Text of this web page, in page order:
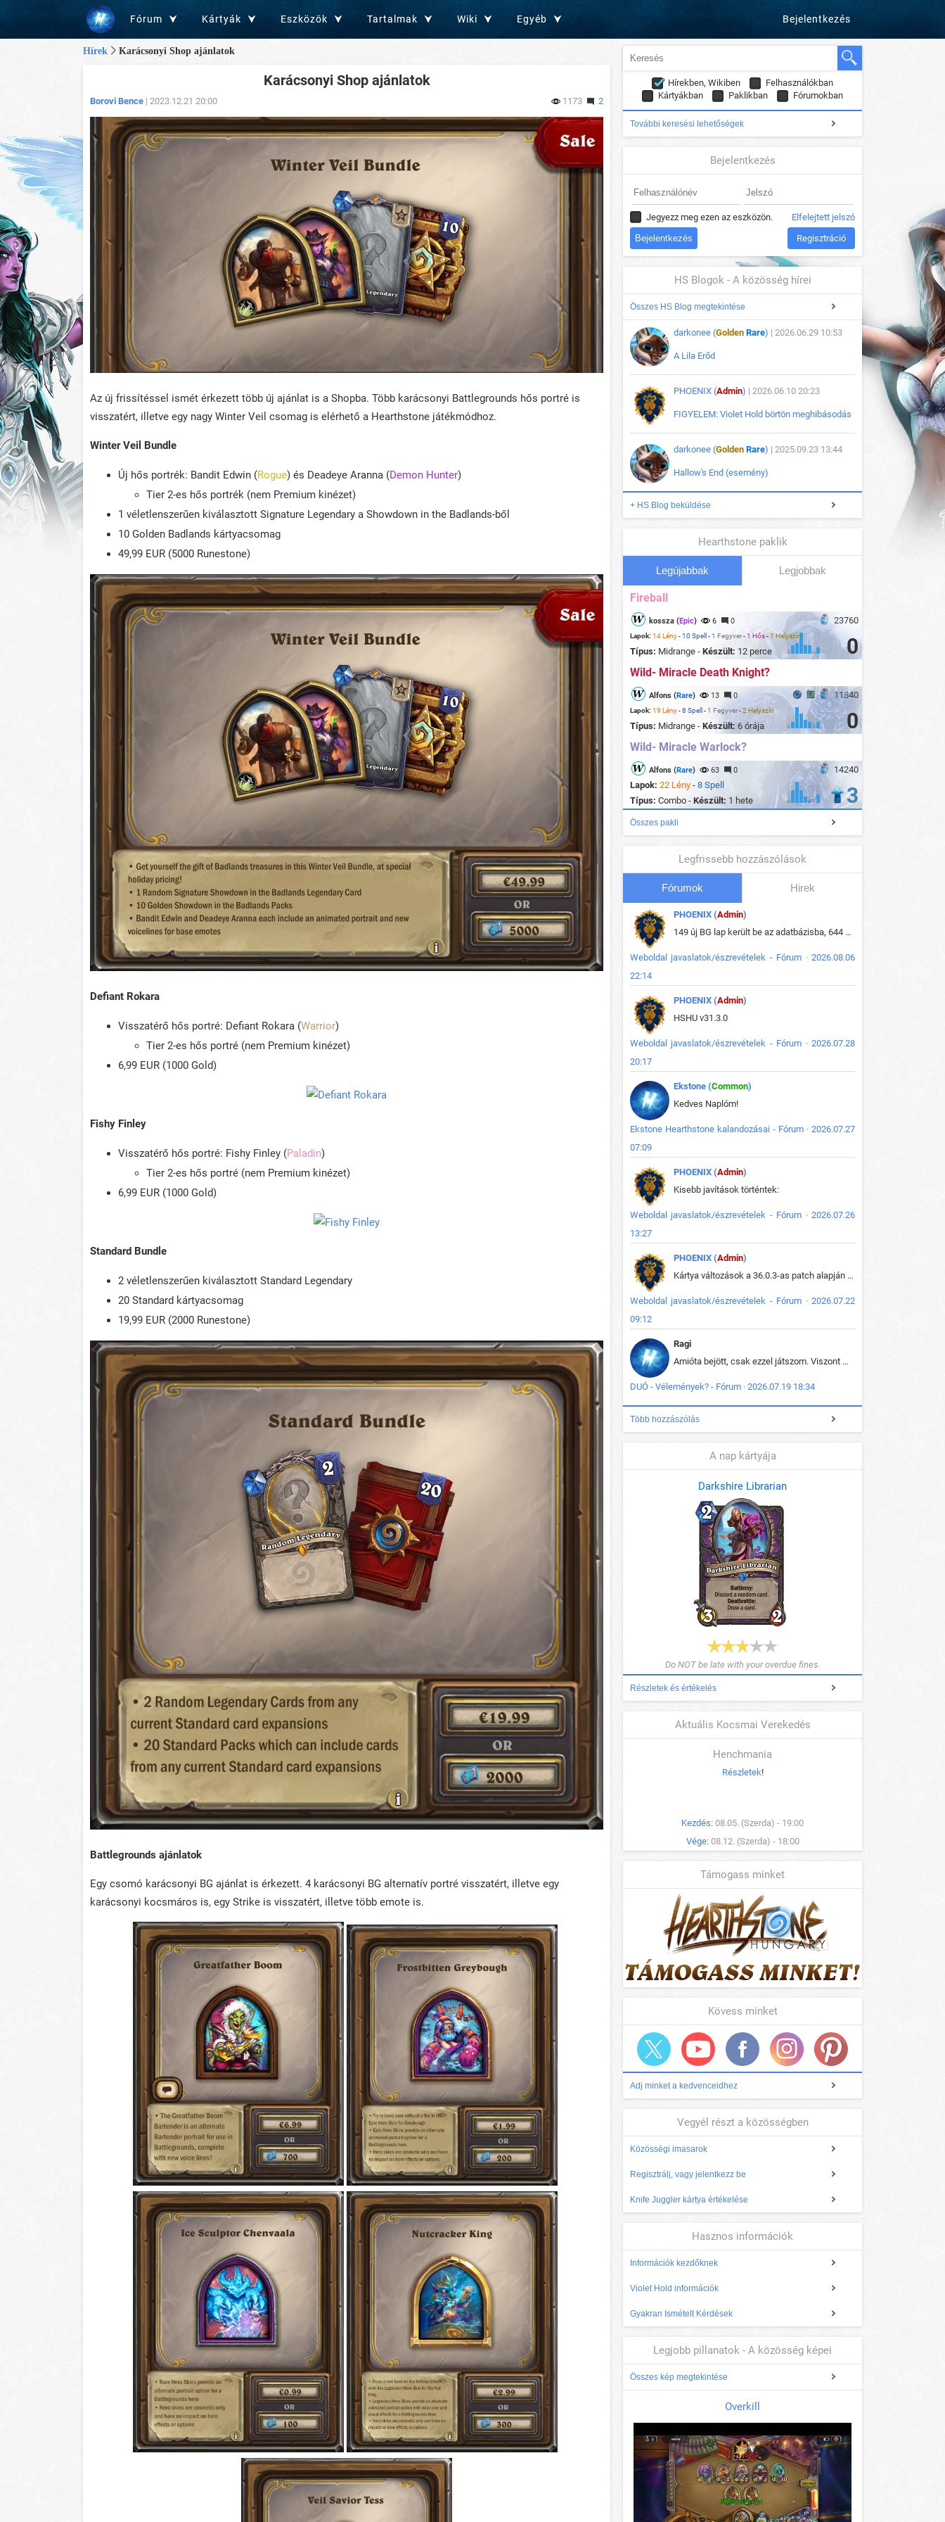
Fórum Kártyák Eszközök Tartalmak Wiki Egyéb Bejelentkezés
Hírek Karácsonyi Shop ajánlatok
Karácsonyi Shop ajánlatok
Borovi Bence | 2023.12.21 20:00 1173 2
Az új frissítéssel ismét érkezett több új ajánlat is a Shopba. Több karácsonyi Battlegrounds hős portré is
visszatért, illetve egy nagy Winter Veil csomag is elérhető a Hearthstone játékmódhoz.
Winter Veil Bundle
Új hős portrék: Bandit Edwin (Rogue) és Deadeye Aranna (Demon Hunter)
Tier 2-es hős portrék (nem Premium kinézet)
1 véletlenszerűen kiválasztott Signature Legendary a Showdown in the Badlands-ből
10 Golden Badlands kártyacsomag
49,99 EUR (5000 Runestone)
Defiant Rokara
Visszatérő hős portré: Defiant Rokara (Warrior)
Tier 2-es hős portré (nem Premium kinézet)
6,99 EUR (1000 Gold)
Fishy Finley
Visszatérő hős portré: Fishy Finley (Paladin)
Tier 2-es hős portré (nem Premium kinézet)
6,99 EUR (1000 Gold)
Standard Bundle
2 véletlenszerűen kiválasztott Standard Legendary
20 Standard kártyacsomag
19,99 EUR (2000 Runestone)
Battlegrounds ajánlatok
Egy csomó karácsonyi BG ajánlat is érkezett. 4 karácsonyi BG alternatív portré visszatért, illetve egy
karácsonyi kocsmáros is, egy Strike is visszatért, illetve több emote is.
Hírekben, Wikiben
Felhasználókban
Kártyákban
Paklikban Fórumokban
További keresési lehetőségek
Bejelentkezés
Jegyezz meg ezen az eszközön. Elfelejtett jelszó
Regisztráció
HS Blogok - A közösség hírei
Összes HS Blog megtekintése
darkonee (Golden Rare) | 2026.06.29 10:53
A Lila Erőd
PHOENIX (Admin) | 2026.06.10 20:23
FIGYELEM: Violet Hold börtön meghibásodás
darkonee (Golden Rare) | 2025.09.23 13:44
Hallow's End (esemény)
+ HS Blog beküldése
Hearthstone paklik
Legújabbak Legjobbak
Fireball
23760
kossza (Epic) 6 0
Lapok: 14 Lény-10 Spell - 1 Fegyver-1 Hős-1 Helyszín
Típus: Midrange - Készült: 12 perce 0
Wild- Miracle Death Knight?
11840
Alfons (Rare) 13 0
Lapok: 19 Lény-8 Spell - 1 Fegyver-2 Helyszín
Típus: Midrange - Készült: 6 órája 0
Wild- Miracle Warlock?
14240
Alfons (Rare) 63 0
Lapok: 22 Lény - 8 Spell
Típus: Combo - Készült: 1 hete 3
Összes pakli
Legfrissebb hozzászólások
Fórumok Hirek
PHOENIX (Admin)
149 új BG lap került be az adatbázisba, 644 db meglévő BG lap módosult, bekerültek az új képek a megváltozott lapokhoz is.
Weboldal javaslatok/észrevételek - Fórum · 2026.08.06
22:14
PHOENIX (Admin)
HSHU v31.3.0
Weboldal javaslatok/észrevételek - Fórum · 2026.07.28
20:17
Ekstone (Common)
Kedves Naplóm!
Ekstone Hearthstone kalandozásai - Fórum · 2026.07.27
07:09
PHOENIX (Admin)
Kisebb javítások történtek:
Weboldal javaslatok/észrevételek - Fórum · 2026.07.26
13:27
PHOENIX (Admin)
Kártya változások a 36.0.3-as patch alapján frissítve az adatbázisban (képek is cserélve).
Weboldal javaslatok/észrevételek - Fórum · 2026.07.22
09:12
Ragi
Amióta bejött, csak ezzel játszom. Viszont mint minden más - akár az alapjáték is, ez is baromira összetett lett. Néha már pár kör után is esélytelen az egész. Vagy irreállisan túltápol valaki, vagy lelép a partner, vagy csak hülye mint a segg. És amikor eljönne az én időm, na akkor jön el mindenki másé is. Engem jobban érdekelne, hogy ki milyen ratingen szokott játszani. Na ez lenne egy érdekes adat.
DUÓ - Vélemények? - Fórum · 2026.07.19 18:34
Több hozzászólás
A nap kártyája
Darkshire Librarian
Do NOT be late with your overdue fines.
Részletek és értékelés
Aktuális Kocsmai Verekedés
Henchmania
Részletek!
Kezdés: 08.05. (Szerda) - 19:00
Vége: 08.12. (Szerda) - 18:00
Támogass minket
Kövess minket
Adj minket a kedvenceidhez
Vegyél részt a közösségben
Közösségi imasarok
Regisztrálj, vagy jelentkezz be
Knife Juggler kártya értékelése
Hasznos információk
Információk kezdőknek
Violet Hold információk
Gyakran Ismételt Kérdések
Legjobb pillanatok - A közösség képei
Összes kép megtekintése
Overkill